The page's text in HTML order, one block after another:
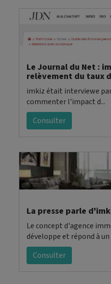
Le Journal du Net :
relèvement du taux
imkiz était interviewe
commenter l'impact d...
Consulter
La presse parle
Le concept d'agence
développe et répond à un
Consulter